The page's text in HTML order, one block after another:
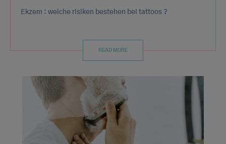
Ekzem : welche risiken bestehen bei tattoos ?
READ MORE